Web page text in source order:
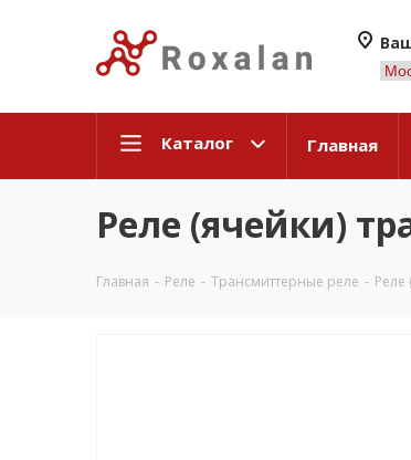
Каталог Главная
Реле (ячейки)
Главная - Реле - Трансмиттерные реле - Реле